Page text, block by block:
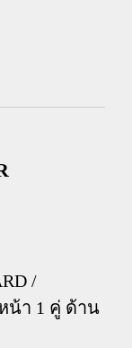
/
น้า 1 คู่ ด้าน